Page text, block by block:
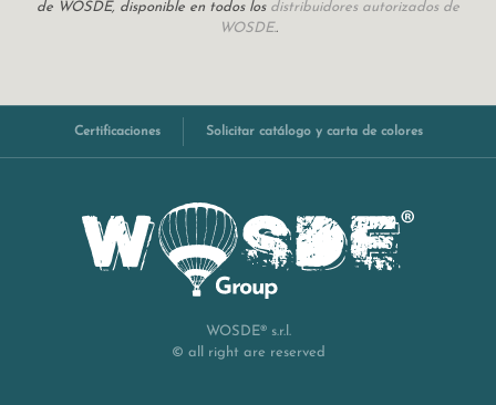
de WOSDE, disponible en todos los distribuidores autorizados de
WOSDE..
Certificaciones Solicitar catálogo y carta de colores
WOSDE® s.r.l.
© all right are reserved